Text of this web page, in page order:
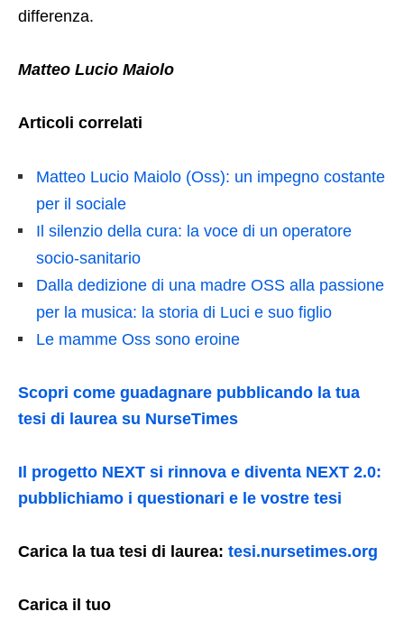
differenza.
Matteo Lucio Maiolo
Articoli correlati
Matteo Lucio Maiolo (Oss): un impegno costante
per il sociale
Il silenzio della cura: la voce di un operatore
socio-sanitario
Dalla dedizione di una madre OSS alla passione
per la musica: la storia di Luci e suo figlio
Le mamme Oss sono eroine
Scopri come guadagnare pubblicando la tua
tesi di laurea su NurseTimes
Il progetto NEXT si rinnova e diventa NEXT 2.0:
pubblichiamo i questionari e le vostre tesi
Carica la tua tesi di laurea: tesi.nursetimes.org
Carica il tuo